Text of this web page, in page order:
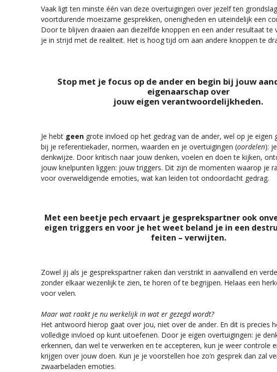
Vaak ligt ten minste één van deze overtuigingen over jezelf ten
voortdurende moeizame gesprekken, onenigheden en uiteindelijk een
Door te blijven draaien aan diezelfde knoppen en een ander resultaat te
je in strijd met de realiteit. Het is hoog tijd om aan andere knoppen te
Stop met je focus op de ander en begin bij jouw
eigenaarschap over
jouw eigen verantwoordelijkheden.
Je hebt geen grote invloed op het gedrag van de ander, wel op je eigen
bij je referentiekader, normen, waarden en je overtuigingen (oordelen):
denkwijze. Door kritisch naar jouw denken, voelen en doen te kijken,
jouw knelpunten liggen: jouw triggers. Dit zijn de momenten waarop je
voor overweldigende emoties, wat kan leiden tot ondoordacht gedrag.
Met een beetje pech ervaart je gesprekspartner ook
eigen triggers en voor je het weet beland je in een
feiten – verwijten.
Zowel jij als je gesprekspartner raken dan verstrikt in aanvallend en
zonder elkaar wezenlijk te zien, te horen of te begrijpen. Helaas een
voor velen.
Maar wat raakt je nu werkelijk in wat er gezegd wordt?
Het antwoord hierop gaat over jou, niet over de ander. En dit is precies
volledige invloed op kunt uitoefenen. Door je eigen overtuigingen: je
erkennen, dan wel te verwerken en te accepteren, kun je weer controle
krijgen over jouw doen. Kun je je voorstellen hoe zo’n gesprek dan zal
zwaarbeladen emoties.